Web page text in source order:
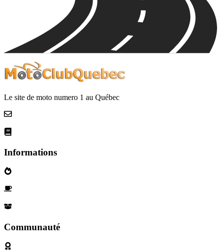
Le site de moto numero 1 au Québec
Informations
Communauté